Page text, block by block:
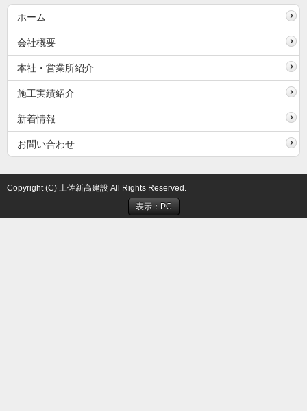
ホーム
会社概要
本社・営業所紹介
施工実績紹介
新着情報
お問い合わせ
Copyright (C) 土佐新高建設 All Rights Reserved.
表示：PC